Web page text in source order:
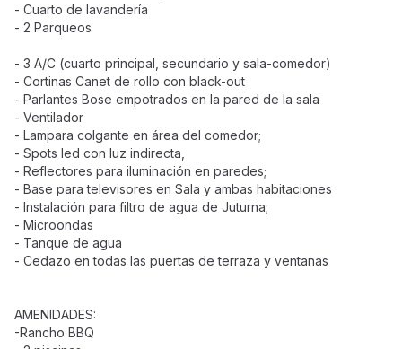
- Cuarto de lavandería
- 2 Parqueos
- 3 A/C (cuarto principal, secundario y sala-comedor)
- Cortinas Canet de rollo con black-out
- Parlantes Bose empotrados en la pared de la sala
- Ventilador
- Lampara colgante en área del comedor;
- Spots led con luz indirecta,
- Reflectores para iluminación en paredes;
- Base para televisores en Sala y ambas habitaciones
- Instalación para filtro de agua de Juturna;
- Microondas
- Tanque de agua
- Cedazo en todas las puertas de terraza y ventanas
AMENIDADES:
-Rancho BBQ